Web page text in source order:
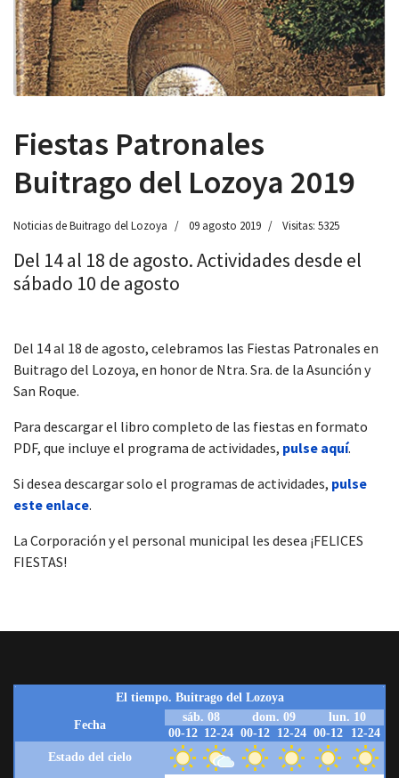
Fiestas Patronales
Buitrago del Lozoya 2019
Noticias de Buitrago del Lozoya 09 agosto 2019 Visitas: 5325
Del 14 al 18 de agosto. Actividades desde el
sábado 10 de agosto
Del 14 al 18 de agosto, celebramos las Fiestas Patronales en
Buitrago del Lozoya, en honor de Ntra. Sra. de la Asunción y
San Roque.
Para descargar el libro completo de las fiestas en formato
PDF, que incluye el programa de actividades, pulse aquí.
Si desea descargar solo el programas de actividades, pulse
este enlace.
La Corporación y el personal municipal les desea ¡FELICES
FIESTAS!